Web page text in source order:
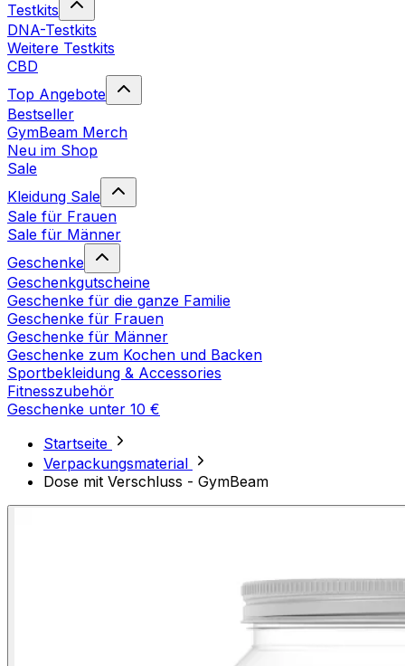
Testkits
DNA-Testkits
Weitere Testkits
CBD
Top Angebote
Bestseller
GymBeam Merch
Neu im Shop
Sale
Kleidung Sale
Sale für Frauen
Sale für Männer
Geschenke
Geschenkgutscheine
Geschenke für die ganze Familie
Geschenke für Frauen
Geschenke für Männer
Geschenke zum Kochen und Backen
Sportbekleidung & Accessories
Fitnesszubehör
Geschenke unter 10 €
Startseite
Verpackungsmaterial
Dose mit Verschluss - GymBeam